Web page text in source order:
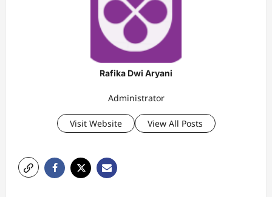
Rafika Dwi Aryani
Administrator
Visit Website View All Posts